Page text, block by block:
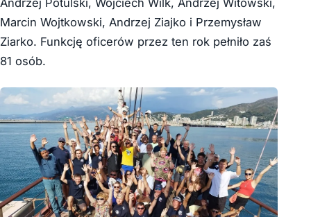
Andrzej Potulski, Wojciech Wilk, Andrzej Witowski,
Marcin Wojtkowski, Andrzej Ziajko i Przemysław
Ziarko. Funkcję oficerów przez ten rok pełniło zaś
81 osób.